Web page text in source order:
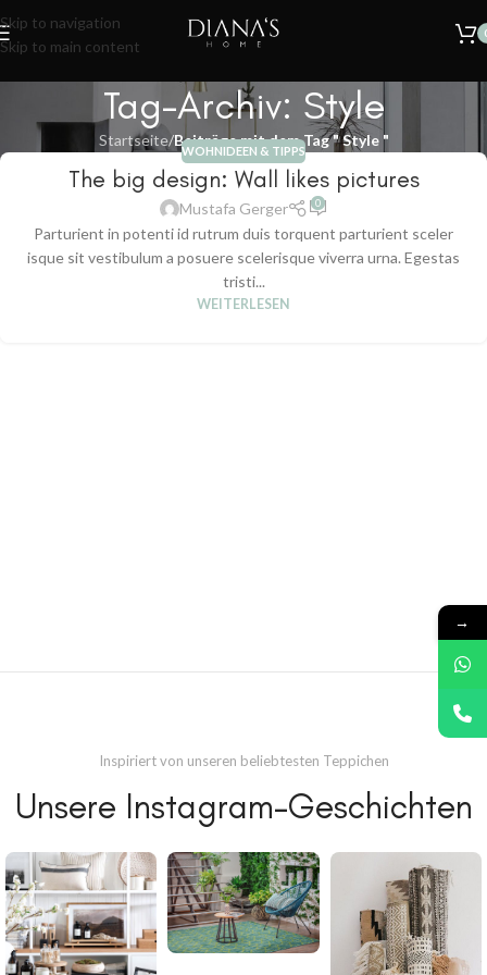
Skip to navigation
Skip to main content
🔥 SOMMER SALE – 30% RABATT AUF ALLE TEPPICHE!
Zeit.
Tag-Archiv: Style
Startseite/Beiträge mit dem Tag " Style "
WOHNIDEEN & TIPPS
The big design: Wall likes pictures
Mustafa Gerger 0
Parturient in potenti id rutrum duis torquent parturient sceler
isque sit vestibulum a posuere scelerisque viverra urna. Egestas
tristi...
WEITERLESEN
Inspiriert von unseren beliebtesten Teppichen
Unsere Instagram-Geschichten
→